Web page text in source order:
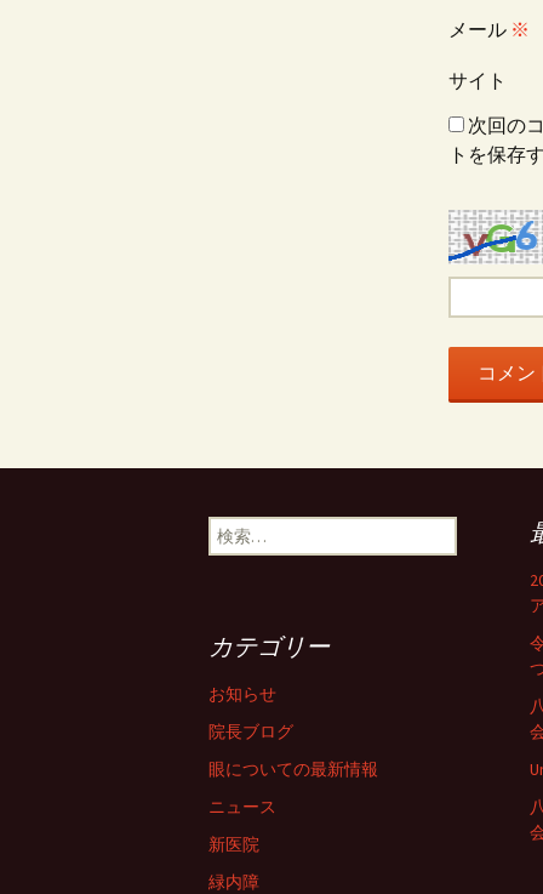
メール ※
サイト
次回の
トを保存
検
索:
カテゴリー
お知らせ
院長ブログ
眼についての最新情報
ニュース
新医院
緑内障